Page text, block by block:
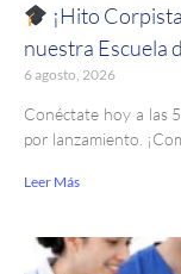
¡Hito
nuestra Escuela
6 agosto, 2026
Conéctate hoy a las
por lanzamiento.
Leer Más